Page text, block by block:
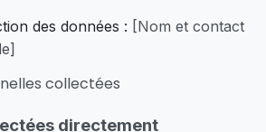
des données : [Nom et contact
collectées
directement